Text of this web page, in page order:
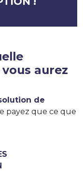
aurez
de
payez que ce que